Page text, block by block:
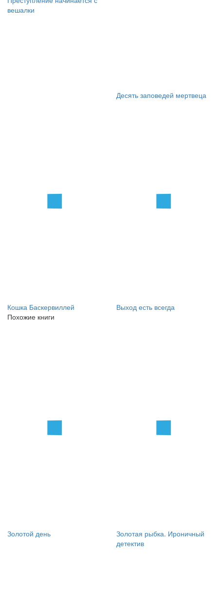
вешалки
Десять заповедей мертвеца
Кошка Баскервиллей
Выход есть всегда
Похожие книги
Золотой день
Золотая рыбка. Ироничный
детектив